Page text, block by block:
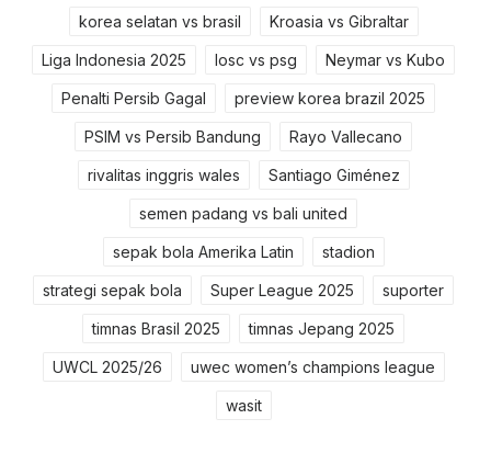
korea selatan vs brasil Kroasia vs Gibraltar
Liga Indonesia 2025 losc vs psg Neymar vs Kubo
Penalti Persib Gagal preview korea brazil 2025
PSIM vs Persib Bandung Rayo Vallecano
rivalitas inggris wales Santiago Giménez
semen padang vs bali united
sepak bola Amerika Latin stadion
strategi sepak bola Super League 2025 suporter
timnas Brasil 2025 timnas Jepang 2025
UWCL 2025/26 uwec women’s champions league
wasit